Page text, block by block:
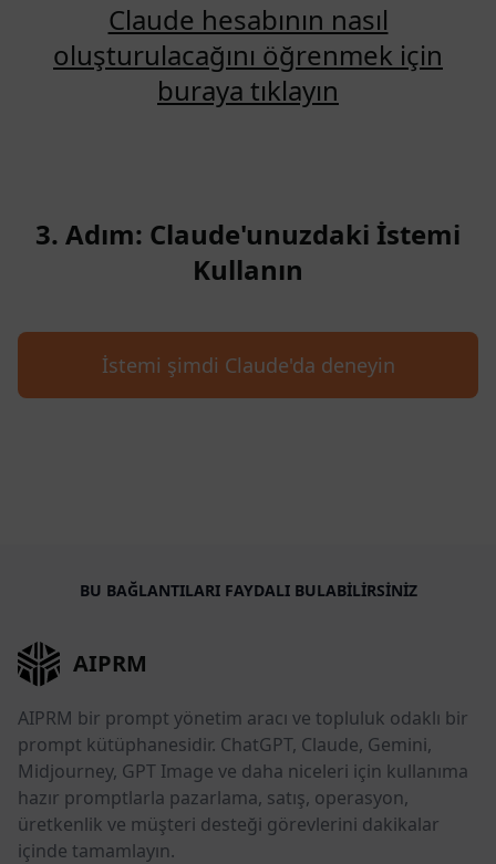
Claude hesabının nasıl
oluşturulacağını öğrenmek için
buraya tıklayın
3. Adım: Claude'unuzdaki İstemi
Kullanın
İstemi şimdi Claude'da deneyin
BU BAĞLANTILARI FAYDALI BULABILIRSINIZ
AIPRM
AIPRM bir prompt yönetim aracı ve topluluk odaklı bir
prompt kütüphanesidir. ChatGPT, Claude, Gemini,
Midjourney, GPT Image ve daha niceleri için kullanıma
hazır promptlarla pazarlama, satış, operasyon,
üretkenlik ve müşteri desteği görevlerini dakikalar
içinde tamamlayın.